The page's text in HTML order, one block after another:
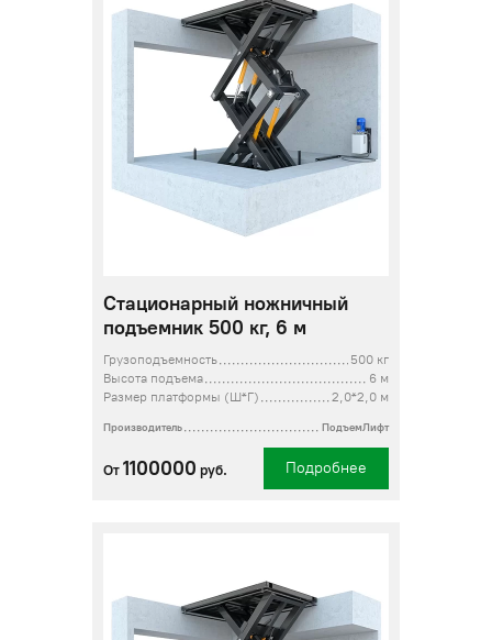
Стационарный ножничный
подъемник 500 кг, 6 м
Грузоподъемность
500 кг
Высота подъема
6 м
Размер платформы (Ш*Г)
2,0*2,0 м
Производитель ПодъемЛифт
От 1100000 руб. Подробнее